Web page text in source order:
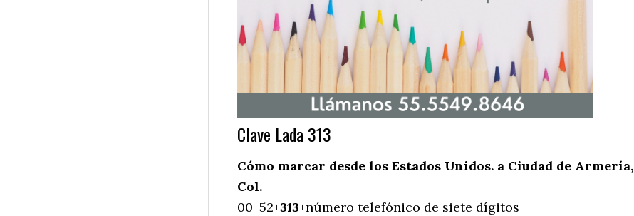
Clave Lada 313
Cómo marcar desde los Estados Unidos. a Ciudad de Armería,
Col.
00+52+313+número telefónico de siete dígitos